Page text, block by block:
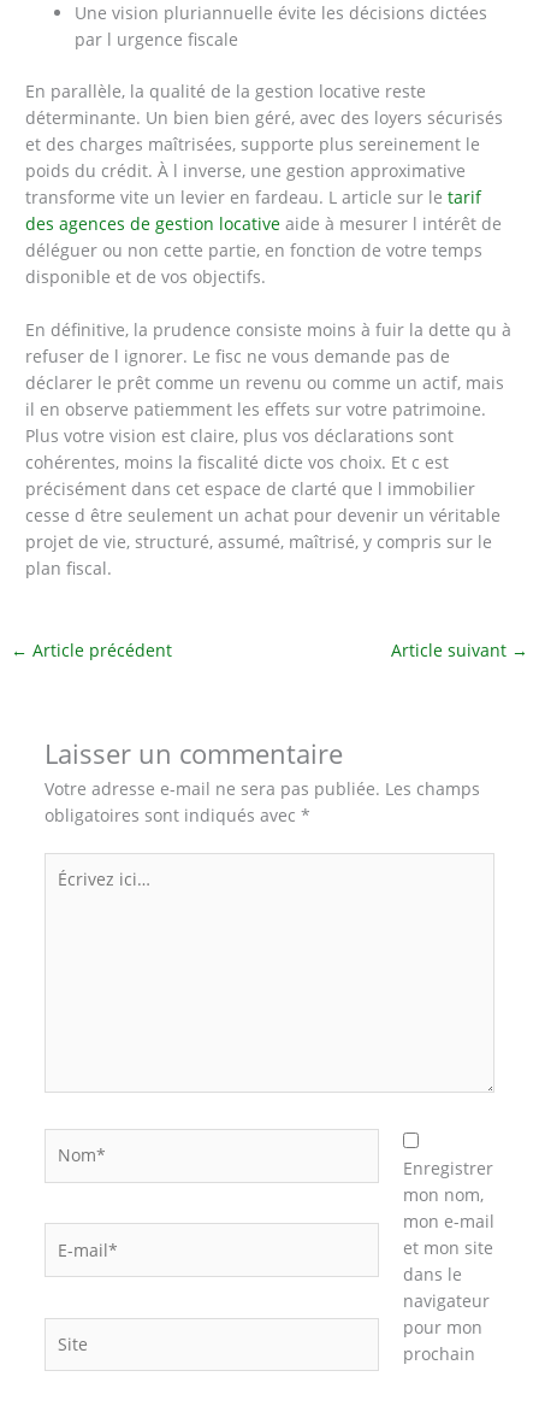
Une vision pluriannuelle évite les décisions dictées
par l urgence fiscale
En parallèle, la qualité de la gestion locative reste
déterminante. Un bien bien géré, avec des loyers sécurisés
et des charges maîtrisées, supporte plus sereinement le
poids du crédit. À l inverse, une gestion approximative
transforme vite un levier en fardeau. L article sur letarif
des agences de gestion locative aide à mesurer l intérêt de
déléguer ou non cette partie, en fonction de votre temps
disponible et de vos objectifs.
En définitive, la prudence consiste moins à fuir la dette qu à
refuser de l ignorer. Le fisc ne vous demande pas de
déclarer le prêt comme un revenu ou comme un actif, mais
il en observe patiemment les effets sur votre patrimoine.
Plus votre vision est claire, plus vos déclarations sont
cohérentes, moins la fiscalité dicte vos choix. Et c est
précisément dans cet espace de clarté que l immobilier
cesse d être seulement un achat pour devenir un véritable
projet de vie, structuré, assumé, maîtrisé, y compris sur le
plan fiscal.
← Article précédent Article suivant →
Laisser un commentaire
Votre adresse e-mail ne sera pas publiée. Les champs
obligatoires sont indiqués avec *
Écrivez
ici…
mail*
Enregistrer
mon nom,
mon e-mail
et mon site
dans le
navigateur
pour mon
prochain